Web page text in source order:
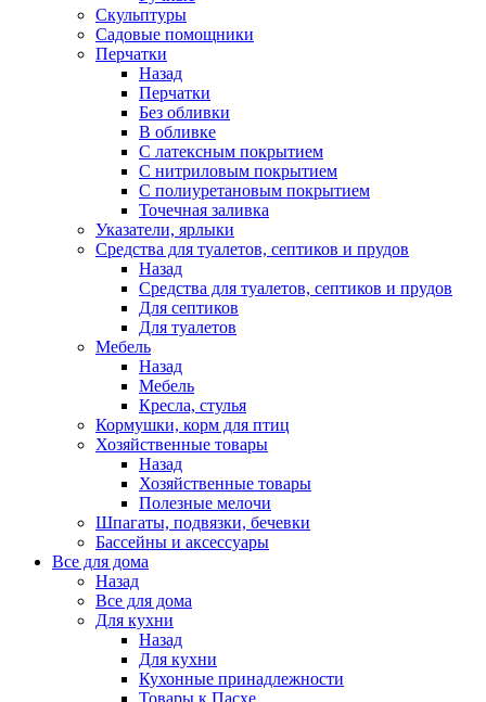
Скульптуры
Садовые помощники
Перчатки
Назад
Перчатки
Без обливки
В обливке
С латексным покрытием
С нитриловым покрытием
С полиуретановым покрытием
Точечная заливка
Указатели, ярлыки
Средства для туалетов, септиков и прудов
Назад
Средства для туалетов, септиков и прудов
Для септиков
Для туалетов
Мебель
Назад
Мебель
Кресла, стулья
Кормушки, корм для птиц
Хозяйственные товары
Назад
Хозяйственные товары
Полезные мелочи
Шпагаты, подвязки, бечевки
Бассейны и аксессуары
Все для дома
Назад
Все для дома
Для кухни
Назад
Для кухни
Кухонные принадлежности
Товары к Пасхе